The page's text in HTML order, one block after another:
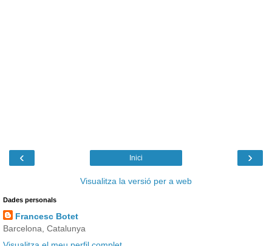
‹ ›
Inici
Visualitza la versió per a web
Dades personals
Francesc Botet
Barcelona, Catalunya